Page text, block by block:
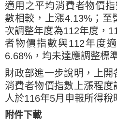
適用之平均消費者物價
數相較，上漲4.13%；至
次調整年度為112年度，
者物價指數與112年度
6.68%，均未達應調整標
財政部進一步說明，上
消費者物價指數上漲程
人於116年5月申報所得稅
附件下載